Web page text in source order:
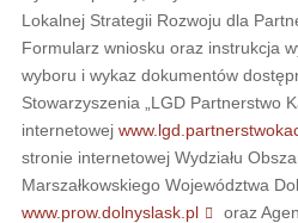
Lokalnej Strategii Rozwoju dla
Formularz wniosku oraz instrukcja
wyboru i wykaz dokumentów
Stowarzyszenia „LGD Partnerstwo
internetowej
stronie internetowej Wydziału
Marszałkowskiego Województwa
www.prow.dolnyslask.pl
oraz